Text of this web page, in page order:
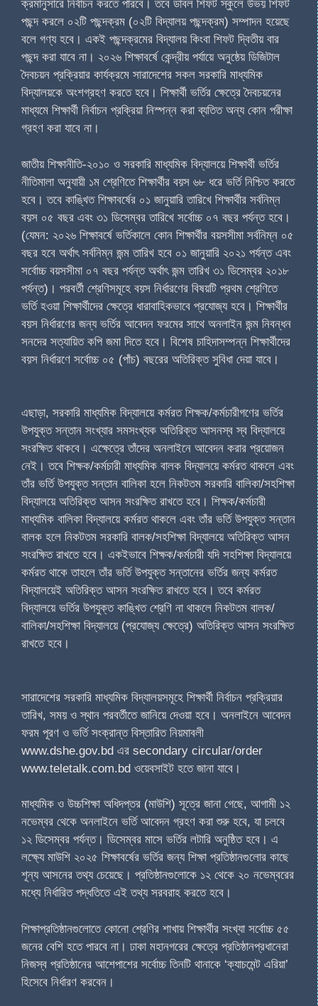
ক্রমানুসারে নির্বাচন করতে পারবে। তবে ডাবল শিফট স্কুলে উভয় শিফট
পছন্দ করলে ০২টি পছন্দক্রম (০২টি বিদ্যালয় পছন্দক্রম) সম্পাদন হয়েছে
বলে গণ্য হবে। একই পছন্দক্রমের বিদ্যালয় কিংবা শিফট দ্বিতীয় বার
পছন্দ করা যাবে না। ২০২৬ শিক্ষাবর্ষে কেন্দ্রীয় পর্যায়ে অনুষ্ঠেয় ডিজিটাল
দৈবচয়ন প্রক্রিয়ার কার্যক্রমে সারাদেশের সকল সরকারি মাধ্যমিক
বিদ্যালয়কে অংশগ্রহণ করতে হবে। শিক্ষার্থী ভর্তির ক্ষেত্রে দৈবচয়নের
মাধ্যমে শিক্ষার্থী নির্বাচন প্রক্রিয়া নিস্পন্ন করা ব্যতিত অন্য কোন পরীক্ষা
গ্রহণ করা যাবে না।
জাতীয় শিক্ষানীতি-২০১০ ও সরকারি মাধ্যমিক বিদ্যালয়ে শিক্ষার্থী ভর্তির
নীতিমালা অনুযায়ী ১ম শ্রেণিতে শিক্ষার্থীর বয়স ৬৮ ধরে ভর্তি নিশ্চিত করতে
হবে। তবে কাঙ্খিত শিক্ষাবর্ষের ০১ জানুয়ারি তারিখে শিক্ষার্থীর সর্বনিম্ন
বয়স ০৫ বছর এবং ৩১ ডিসেম্বর তারিখে সর্বোচ্চ ০৭ বছর পর্যন্ত হবে।
(যেমন: ২০২৬ শিক্ষাবর্ষে ভর্তিকালে কোন শিক্ষার্থীর বয়সসীমা সর্বনিম্ন ০৫
বছর হবে অর্থাৎ সর্বনিম্ন জন্ম তারিখ হবে ০১ জানুয়ারি ২০২১ পর্যন্ত এবং
সর্বোচ্চ বয়সসীমা ০৭ বছর পর্যন্ত অর্থাৎ জন্ম তারিখ ৩১ ডিসেম্বর ২০১৮
পর্যন্ত)। পরবর্তী শ্রেণিসমূহে বয়স নির্ধারণের বিষয়টি প্রথম শ্রেণিতে
ভর্তি হওয়া শিক্ষার্থীদের ক্ষেত্রে ধারাবাহিকভাবে প্রযোজ্য হবে। শিক্ষার্থীর
বয়স নির্ধারণের জন্য ভর্তির আবেদন ফরমের সাথে অনলাইন জন্ম নিবন্ধন
সনদের সত্যায়িত কপি জমা দিতে হবে। বিশেষ চাহিদাসম্পন্ন শিক্ষার্থীদের
বয়স নির্ধারণে সর্বোচ্চ ০৫ (পাঁচ) বছরের অতিরিক্ত সুবিধা দেয়া যাবে।
এছাড়া, সরকারি মাধ্যমিক বিদ্যালয়ে কর্মরত শিক্ষক/কর্মচারীগণের ভর্তির
উপযুক্ত সন্তান সংখ্যার সমসংখ্যক অতিরিক্ত আসনস্ব স্ব বিদ্যালয়ে
সংরক্ষিত থাকবে। এক্ষেত্রে তাঁদের অনলাইনে আবেদন করার প্রয়োজন
নেই। তবে শিক্ষক/কর্মচারী মাধ্যমিক বালক বিদ্যালয়ে কর্মরত থাকলে এবং
তাঁর ভর্তি উপযুক্ত সন্তান বালিকা হলে নিকটতম সরকারি বালিকা/সহশিক্ষা
বিদ্যালয়ে অতিরিক্ত আসন সংরক্ষিত রাখতে হবে। শিক্ষক/কর্মচারী
মাধ্যমিক বালিকা বিদ্যালয়ে কর্মরত থাকলে এবং তাঁর ভর্তি উপযুক্ত সন্তান
বালক হলে নিকটতম সরকারি বালক/সহশিক্ষা বিদ্যালয়ে অতিরিক্ত আসন
সংরক্ষিত রাখতে হবে। একইভাবে শিক্ষক/কর্মচারী যদি সহশিক্ষা বিদ্যালয়ে
কর্মরত থাকে তাহলে তাঁর ভর্তি উপযুক্ত সন্তানের ভর্তির জন্য কর্মরত
বিদ্যালয়েই অতিরিক্ত আসন সংরক্ষিত রাখতে হবে। তবে কর্মরত
বিদ্যালয়ে ভর্তির উপযুক্ত কাঙ্খিত শ্রেণি না থাকলে নিকটতম বালক/
বালিকা/সহশিক্ষা বিদ্যালয়ে (প্রযোজ্য ক্ষেত্রে) অতিরিক্ত আসন সংরক্ষিত
রাখতে হবে।
সারাদেশের সরকারি মাধ্যমিক বিদ্যালয়সমূহে শিক্ষার্থী নির্বাচন প্রক্রিয়ার
তারিখ, সময় ও স্থান পরবর্তীতে জানিয়ে দেওয়া হবে। অনলাইনে আবেদন
ফরম পূরণ ও ভর্তি সংক্রান্ত বিস্তারিত নিয়মাবলী
www.dshe.gov.bd এর secondary circular/order
www.teletalk.com.bd ওয়েবসাইট হতে জানা যাবে।
মাধ্যমিক ও উচ্চশিক্ষা অধিদপ্তর (মাউশি) সূত্রে জানা গেছে, আগামী ১২
নভেম্বর থেকে অনলাইনে ভর্তি আবেদন গ্রহণ করা শুরু হবে, যা চলবে
১২ ডিসেম্বর পর্যন্ত। ডিসেম্বর মাসে ভর্তির লটারি অনুষ্ঠিত হবে। এ
লক্ষ্যে মাউশি ২০২৫ শিক্ষাবর্ষের ভর্তির জন্য শিক্ষা প্রতিষ্ঠানগুলোর কাছে
শূন্য আসনের তথ্য চেয়েছে। প্রতিষ্ঠানগুলোকে ১২ থেকে ২০ নভেম্বরের
মধ্যে নির্ধারিত পদ্ধতিতে এই তথ্য সরবরাহ করতে হবে।
শিক্ষাপ্রতিষ্ঠানগুলোতে কোনো শ্রেণির শাখায় শিক্ষার্থীর সংখ্যা সর্বোচ্চ ৫৫
জনের বেশি হতে পারবে না। ঢাকা মহানগরের ক্ষেত্রে প্রতিষ্ঠানপ্রধানেরা
নিজস্ব প্রতিষ্ঠানের আশেপাশের সর্বোচ্চ তিনটি থানাকে ‘ক্যাচমেন্ট এরিয়া’
হিসেবে নির্ধারণ করবেন।